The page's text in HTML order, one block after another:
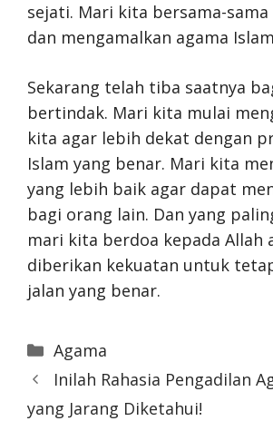
sejati. Mari kita bersama-
dan mengamalkan agama
Sekarang telah tiba saatnya
bertindak. Mari kita mulai
kita agar lebih dekat dengan
Islam yang benar. Mari kita
yang lebih baik agar dapat
bagi orang lain. Dan yang
mari kita berdoa kepada Allah
diberikan kekuatan untuk
jalan yang benar.
Categories
Agama
Inilah Rahasia Pengadilan
yang Jarang Diketahui!